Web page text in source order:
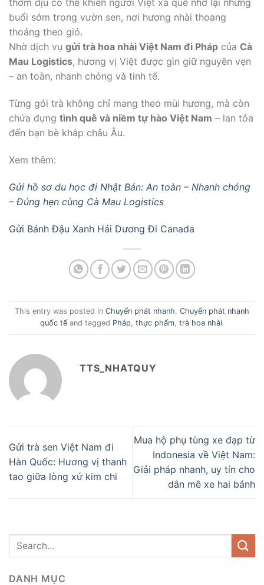
thơm dịu có thể khiến người Việt xa quê nhớ lại những
buổi sớm trong vườn sen, nơi hương nhài thoang
thoảng theo gió.
Nhờ dịch vụ gửi trà hoa nhài Việt Nam đi Pháp của Cà
Mau Logistics, hương vị Việt được gìn giữ nguyên vẹn
– an toàn, nhanh chóng và tinh tế.
Từng gói trà không chỉ mang theo mùi hương, mà còn
chứa đựng tình quê và niềm tự hào Việt Nam – lan tỏa
đến bạn bè khắp châu Âu.
Xem thêm:
Gửi hồ sơ du học đi Nhật Bản: An toàn – Nhanh chóng
– Đúng hẹn cùng Cà Mau Logistics
Gửi Bánh Đậu Xanh Hải Dương Đi Canada
This entry was posted in Chuyển phát nhanh Chuyển phát nhanh
quốc tếand tagged Pháp thực phẩm, trà hoa nhài.
TTS_NHATQUY
Gửi trà sen Việt Nam đi
Hàn Quốc: Hương vị thanh
tao giữa lòng xứ kim chi
Mua hộ phụ tùng xe đạp từ
Indonesia về Việt Nam:
Giải pháp nhanh, uy tín cho
dân mê xe hai bánh
DANH MỤC